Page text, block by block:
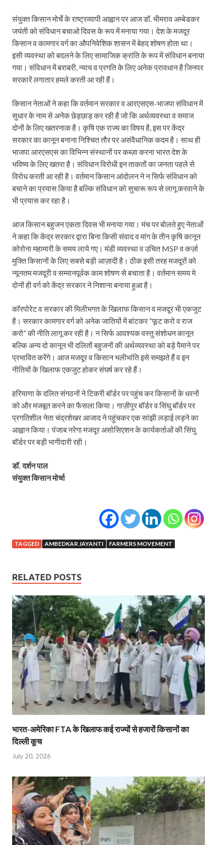
संयुक्त किसान मोर्चे के राष्ट्रव्यापी आह्वान पर आज डॉ. भीमराव अम्बेडकर
जयंती को संविधान बचाओ दिवस के रूप में मनाया गया। देश के मजदूर
किसान व कामगार वर्ग का औपनिवेशिक शासन में बेहद शोषण होता था।
इसी व्यवस्था को बदलने के लिए सामाजिक क्रांति के रूप में संविधान बनाया
गया। संविधान में बराबरी, न्याय व प्रगति के लिए अनेक प्रावधान है जिनपर
सरकारें लगातार हमले करती आ रही हैं।
किसान नेताओं ने कहा कि वर्तमान सरकार व आरएसएस-भाजपा संविधान में
सुधार के नाम से अनेक छेड़छाड़ कर रही है जो कि अर्थव्यवस्था व समाज
दोनों के लिए खतरनाक है। कृषि एक राज्य का विषय है, इस पर केंद्र
सरकार का कानून बनाना निश्चित तौर पर असंवैधानिक कदम है। साथ ही
भाजपा आरएसएस का विभिन्न संस्थानों पर कब्ज़ा करना भारत देश के
भविष्य के लिए खतरा है। संविधान विरोधी इन ताकतों का जनता पहले से
विरोध करती आ रही है। वर्तमान किसान आंदोलन ने न सिर्फ संविधान को
बचाने का प्रयास किया है बल्कि संविधान को सुचारू रूप से लागू करवाने के
भी प्रयास कर रहा है।
आज किसान बहुजन एकता दिवस भी मनाया गया। मंच पर बोलते हुए नेताओं
ने कहा कि केंद्र सरकार द्वारा बिना किसी संवाद व मांग के तीन कृषि कानून
कोरोना महामारी के समय लाये गए। मंडी व्यवस्था व उचित MSP व कर्ज़ा
मुक्ति किसानों के लिए सबसे बड़ी आज़ादी है। ठीक इसी तरह मजदूरों को
न्यूनतम मजदूरी व सम्मानपूर्वक काम शोषण से बचाता है। वर्तमान समय मे
दोनों ही वर्ग को केंद्र सरकार ने निशाना बनाया हुआ है।
कॉरपोरेट व सरकार की मिलीभगत के खिलाफ किसान व मजदूर भी एकजुट
है। सरकार कामगार वर्ग को अनेक जातियों में बांटकर “फूट करो व राज
करो” की नीति लागू कर रही है। न सिर्फ आवश्यक वस्तु संशोधन कानून
बल्कि अन्य दो कानून भी दलितों बहुजनों की अर्थव्यवस्था को बड़े पैमाने पर
प्रभावित करेंगे। आज मजदूर व किसान भलीभांति इसे समझते हैं व इन
नीतियों के खिलाफ एकजुट होकर संघर्ष कर रहे हैं।
हरियाणा के दलित संगठनों ने टिकरी बॉर्डर पर पहुंच कर किसानों के धरनों
को और मजबूत करने का फैसला किया। गाज़ीपुर बॉर्डर व सिंघु बॉर्डर पर
प्रगतिशील नेता चंद्रशेखर आजाद ने पहुंचकर एक सांझी लड़ाई लड़ने का
आह्वान किया। पंजाब नरेगा मजदूर असोसिएशन के कार्यकर्ताओं की सिंघु
बॉर्डर पर बड़ी भागीदारी रही।
डॉ. दर्शन पाल
संयुक्त किसान मोर्चा
TAGGED AMBEDKAR JAYANTI FARMERS MOVEMENT
RELATED POSTS
भारत-अमेरिका FTA के खिलाफ कई राज्यों से हजारों किसानों का
दिल्ली कूच
July 20, 2026